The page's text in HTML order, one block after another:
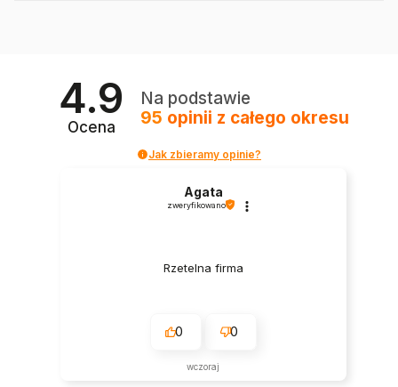
4.9
Ocena
Na podstawie
95 opinii z całego okresu
Jak zbieramy opinie?
Agata
zweryfikowano
Rzetelna firma
0 0
wczoraj